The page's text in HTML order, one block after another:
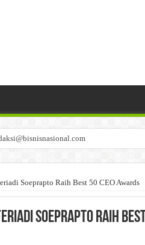
Soeprapto Raih Best 50 CEO Awards
Soeprapto Raih Best